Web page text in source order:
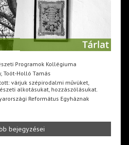
Programok Kollégiuma
Toót-Holló Tamás
várjuk szépirodalmi művüket,
alkotásukat, hozzászólásukat.
Református Egyháznak
bejegyzései